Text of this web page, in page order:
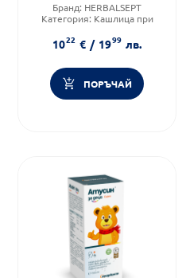
Бранд: HERBALSEPT
Категория: Кашлица при
Форма на продукта:
комплект
1022 € / 1999 лв.
ПОРЪЧАЙ